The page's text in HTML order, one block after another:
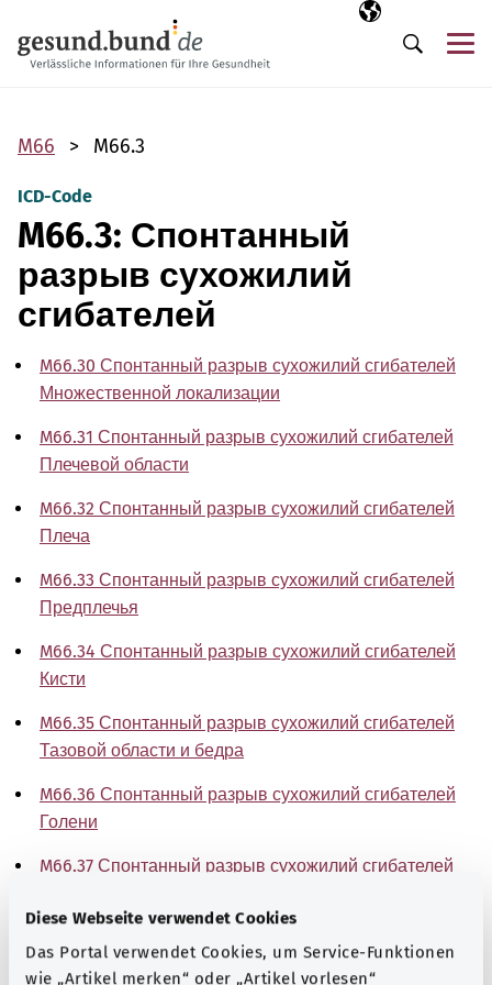
Diese Webseite verwendet Cookies
Das Portal verwendet Cookies, um Service-Funktionen
wie „Artikel merken“ oder „Artikel vorlesen“
Выбранный
RU
Поиск
M66 M66.3
ICD-Code
M66.3: Спонтанный
разрыв сухожилий
сгибателей
M66.30 Спонтанный разрыв сухожилий сгибателей
Множественной локализации
M66.31 Спонтанный разрыв сухожилий сгибателей
Плечевой области
M66.32 Спонтанный разрыв сухожилий сгибателей
Плеча
M66.33 Спонтанный разрыв сухожилий сгибателей
Предплечья
M66.34 Спонтанный разрыв сухожилий сгибателей
Кисти
M66.35 Спонтанный разрыв сухожилий сгибателей
Тазовой области и бедра
M66.36 Спонтанный разрыв сухожилий сгибателей
Голени
M66.37 Спонтанный разрыв сухожилий сгибателей
Другой локализации